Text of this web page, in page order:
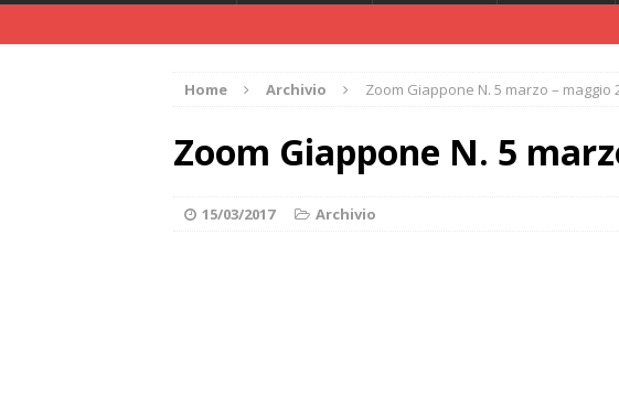
Home Archivio Zoom Giappone N. 5 marzo – maggio
Zoom Giappone N. 5
15/03/2017 Archivio